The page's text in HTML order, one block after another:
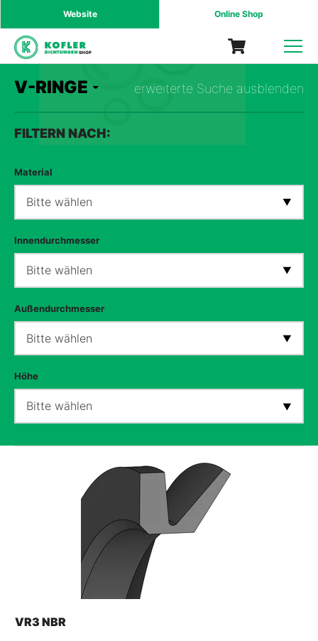
Website Online Shop
SHOP
V-RINGE erweiterte Suche ausblenden
FILTERN NACH:
Material
Bitte wählen
Innendurchmesser
Bitte wählen
Außendurchmesser
Bitte wählen
Höhe
Bitte wählen
VR3 NBR